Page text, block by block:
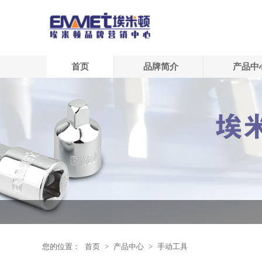
首页 品牌简介 产品中
您的位置： 首页 > 产品中心 > 手动工具